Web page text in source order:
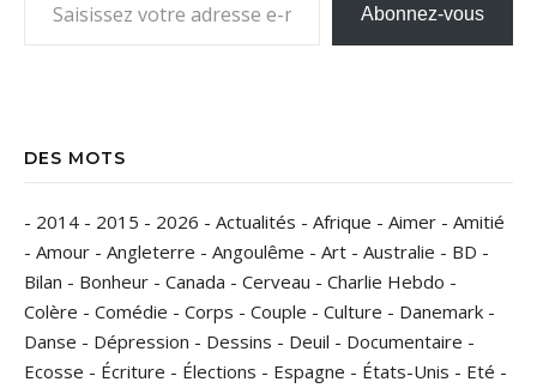
Abonnez-vous
DES MOTS
- 2014 - 2015 - 2026 - Actualités - Afrique - Aimer - Amitié
- Amour - Angleterre - Angoulême - Art - Australie - BD -
Bilan - Bonheur - Canada - Cerveau - Charlie Hebdo -
Colère - Comédie - Corps - Couple - Culture - Danemark -
Danse - Dépression - Dessins - Deuil - Documentaire -
Ecosse - Écriture - Élections - Espagne - États-Unis - Eté -